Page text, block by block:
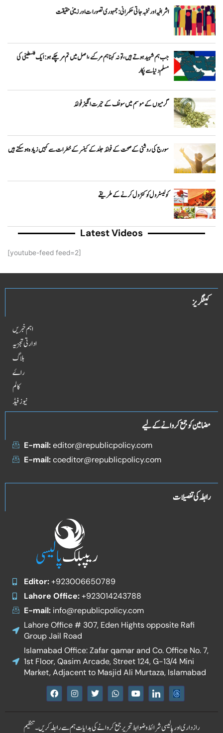
اشرافیہ اور نخبہ جاتی حکمرانی: جمہوری تصورات اور زمینی حقیقت
جب ہم شہید ہوتے ہیں، تو نہ کہنا ہم مر گئے، اصل میں تم مر چکے ہو: ایک فلسطینی کی
مسلم دنیا سے پکار
گرمیوں کے موسم میں سونف کے حیرت انگیز فوائد
سورج کی روشنی کے صحت کے فوائد جلد کے کینسر کے خطرات سے کہیں زیادہ ہوسکتے ہیں
کولیسٹرول کو کنٹرول کرنے کے طریقے
Latest Videos
[youtube-feed feed=2]
کیٹگریز
اہم خبریں
ادارتی تجزیہ
بلاگ
راۓ
کالم
نیوز فیڈ
مضامین کو جمع کروانے کے لیے
E-mail:editor@republicpolicy.com
E-mail:coeditor@republicpolicy.com
رابطہ کی تفصیلات
Editor:+923006650789
Lahore Office:+923014243788
E-mail:info@republicpolicy.com
Lahore Office # 307, Eden Hights opposite Rafi
Group Jail Road
Islamabad Office: Zafar qamar and Co. Office No. 7,
1st Floor, Qasim Arcade, Street 124, G-13/4 Mini
Market, Adjacent to Masjid Ali Murtaza, Islamabad
F
a
e
o
I
n
t
g
T
w
t
t
e
W
h
t
s
a
Y
o
t
b
I
c
n
-
l
تنظیمہم سے رابطہ کریں۔تحریر جمع کروانے کی ہدایاتشرائط و ضوابطرازداری اور پالیسی